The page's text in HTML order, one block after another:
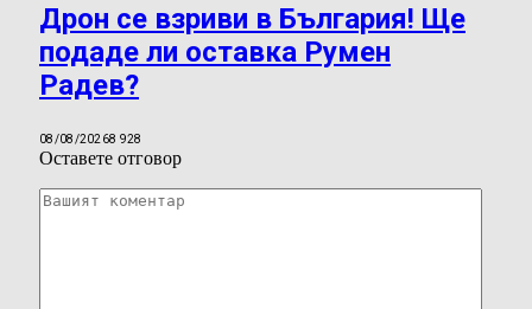
Дрон се взриви в България! Ще
подаде ли оставка Румен
Радев?
08/08/20268 928
Оставете отговор